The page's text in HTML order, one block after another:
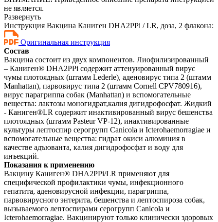
не является.
Развернуть
Инструкция Вакцина Каниген DHA2PPi / LR, доза, 2 флакона:
Оригинальная инструкция
Состав
Вакцина состоит из двух компонентов. Лиофилизированный
– Каниген® DHA2PPi содержит аттенуированный вирус
чумы плотоядных (штамм Lederle), аденовирус типа 2 (штамм
Manhattan), парвовирус типа 2 (штамм Cornell CPV780916),
вирус парагриппа собак (Manhattan) и вспомогательные
вещества: лактозы моногидрат,калия дигидрофосфат. Жидкий
- Каниген®LR содержит инактивированный вирус бешенства
плотоядных (штамм Pasteur VP-12), инактивированные
культуры лептоспир серогрупп Canicola и Icterohaemorragiae и
вспомогательные вещества: гидрат окиси алюминия в
качестве адъюванта, калия дигидрофосфат и воду для
инъекций.
Показания к применению
Вакцину Каниген® DHA2PPi/LR применяют для
специфической профилактики чумы, инфекционного
гепатита, аденовирусной инфекции, парагриппа,
парвовирусного энтерита, бешенства и лептоспироза собак,
вызываемого лептоспирами серогрупп Canicola и
Icterohaemorragiae. Вакцинируют только клинически здоровых